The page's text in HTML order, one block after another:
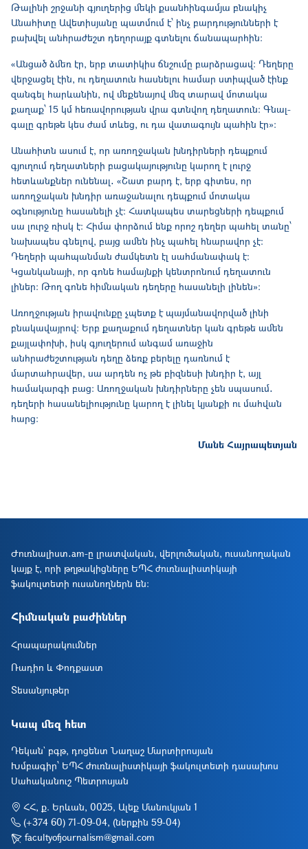
Թալինի շրջանի գյուղերից մեկի քսանհինգամյա բնակիչ
Անահիտը Ավետիսյանը պատմում է՝ ինչ բարդությունների է
բախվել անհրաժեշտ դեղորայք գտնելու ճանապարհին։
«Անցած ձմեռ էր, երբ տատիկիս ճնշումը բարձրացավ։ Դեղերը
վերջացել էին, ու դեղատուն հասնելու համար ստիպված էինք
զանգել հարևանին, ով մեքենայով մեզ տարավ մոտակա
քաղաք՝ 15 կմ հեռավորության վրա գտնվող դեղատուն։ Գնալ-
գալը գրեթե կես ժամ տևեց, ու դա վատագույն պահին էր»։
Անահիտն ասում է, որ առողջական խնդիրների դեպքում
գյուղում դեղատների բացակայությունը կարող է լուրջ
հետևանքներ ունենալ․ «Շատ բարդ է, երբ գիտես, որ
առողջական խնդիր առաջանալու դեպքում մոտակա
օգնությունը հասանելի չէ։ Հատկապես տարեցների դեպքում
սա լուրջ ռիսկ է։ Հիմա փորձում ենք որոշ դեղեր պահել տանը՝
նախապես գնելով, բայց ամեն ինչ պահել հնարավոր չէ։
Դեղերի պահպանման ժամկետն էլ սահմանափակ է։
Կցանկանայի, որ գոնե համայնքի կենտրոնում դեղատուն
լիներ։ Թող գոնե հիմնական դեղերը հասանելի լինեն»։
Առողջության իրավունքը չպետք է պայմանավորված լինի
բնակավայրով։ Երբ քաղաքում դեղատներ կան գրեթե ամեն
քայլափոխի, իսկ գյուղերում անգամ առաջին
անհրաժեշտության դեղը ձեռք բերելը դառնում է
մարտահրավեր, սա արդեն ոչ թե բիզնեսի խնդիր է, այլ
համակարգի բաց։ Առողջական խնդիրները չեն սպասում․
դեղերի հասանելիությունը կարող է լինել կյանքի ու մահվան
հարց։
Մանե Հայրապետյան
Ժուռնալիստ․am-ը լրատվական, վերլուծական, ուսանողական
կայք է, որի թղթակիցները ԵՊՀ ժուռնալիստիկայի
ֆակուլտետի ուսանողներն են։
Հիմնական բաժիններ
Հրապարակումներ
Ռադիո և Փոդքաստ
Տեսանյութեր
Կապ մեզ հետ
Դեկան` բգթ, դոցենտ Նաղաշ Մարտիրոսյան
Խմբագիր՝ ԵՊՀ ժուռնալիստիկայի ֆակուլտետի դասախոս
Սահականուշ Պետրոսյան
ՀՀ, ք. Երևան, 0025, Ալեք Մանուկյան 1
(+374 60) 71-09-04, (ներքին 59-04)
facultyofjournalism@gmail.com